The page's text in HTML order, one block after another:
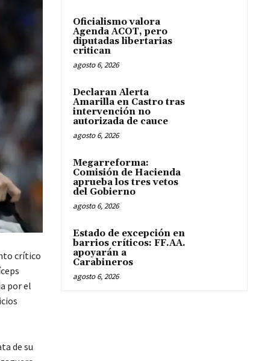
crítico
por el
de su
Oficialismo valora
Agenda ACOT, pero
diputadas libertarias
critican
agosto 6, 2026
Declaran Alerta
Amarilla en Castro tras
intervención no
autorizada de cauce
agosto 6, 2026
Megarreforma:
Comisión de Hacienda
aprueba los tres vetos
del Gobierno
agosto 6, 2026
Estado de excepción en
barrios críticos: FF.AA.
apoyarán a
Carabineros
agosto 6, 2026